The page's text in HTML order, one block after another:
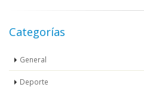
Categorías
General
Deporte